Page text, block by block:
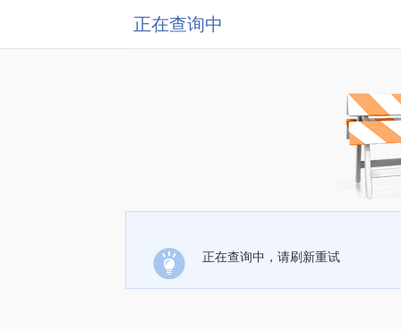
正在查询中
正在查询中，请刷新重试